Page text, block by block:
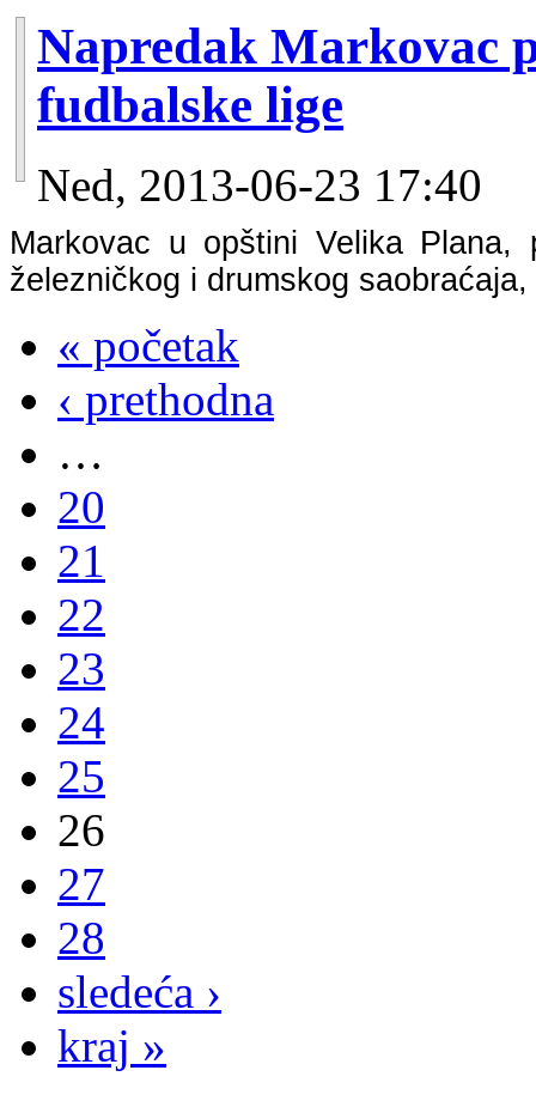
Napredak Markovac
fudbalske lige
Ned, 2013-06-23 17:40
Markovac u opštini Velika Plana,
železničkog i drumskog
« početak
‹ prethodna
…
20
21
22
23
24
25
26
27
28
sledeća ›
kraj »